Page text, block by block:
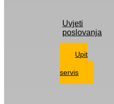
Uvjeti
poslovanja
Upit
servis